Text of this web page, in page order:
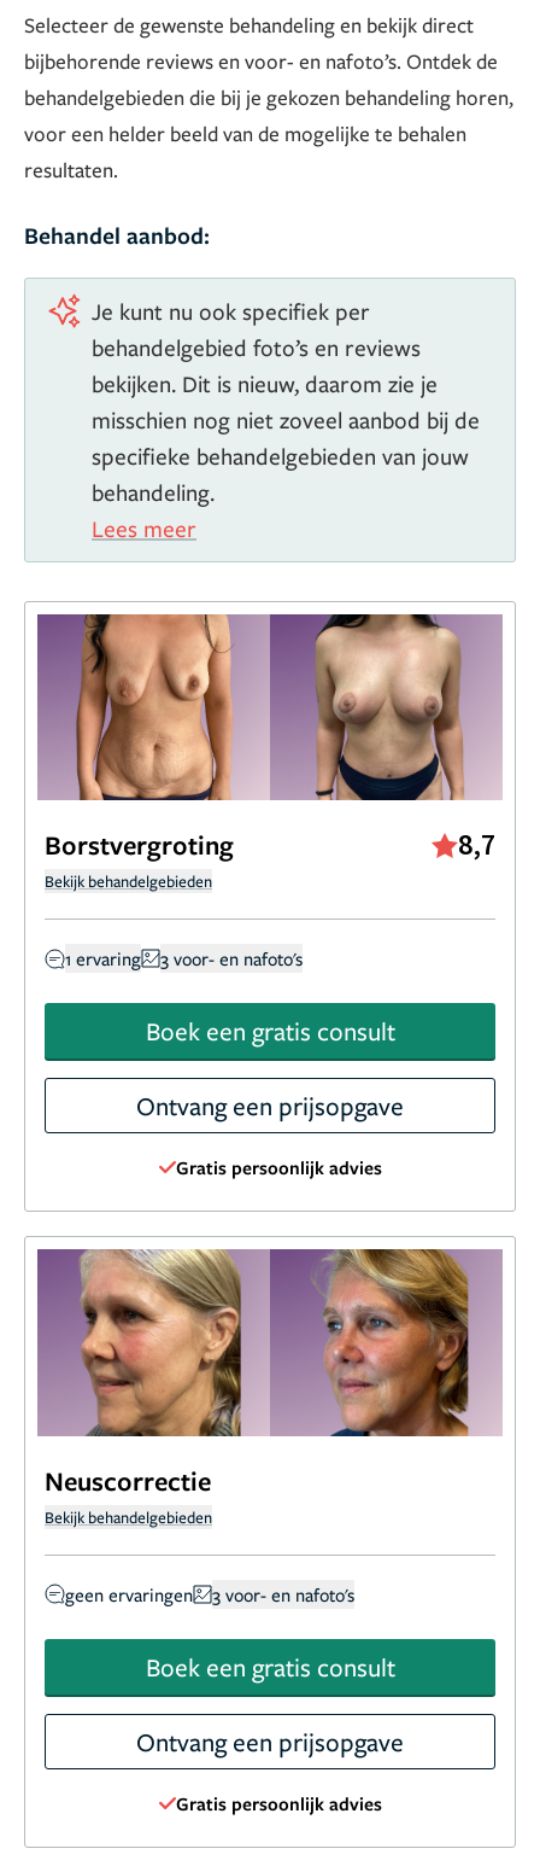
Selecteer de gewenste behandeling en bekijk direct
bijbehorende reviews en voor- en nafoto’s. Ontdek de
behandelgebieden die bij je gekozen behandeling horen,
voor een helder beeld van de mogelijke te behalen
resultaten.
Behandel aanbod:
Je kunt nu ook specifiek per
behandelgebied foto’s en reviews
bekijken. Dit is nieuw, daarom zie je
misschien nog niet zoveel aanbod bij de
specifieke behandelgebieden van jouw
behandeling.
Lees meer
Borstvergroting 8,7
Bekijk behandelgebieden
1 ervaring 3 voor- en nafoto's
Boek een gratis consult
Ontvang een prijsopgave
Gratis persoonlijk advies
Neuscorrectie
Bekijk behandelgebieden
geen ervaringen 3 voor- en nafoto's
Boek een gratis consult
Ontvang een prijsopgave
Gratis persoonlijk advies